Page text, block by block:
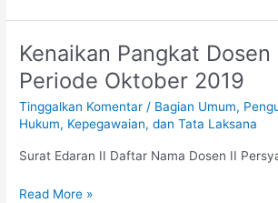
Kenaikan Pangkat Dosen
Periode Oktober 2019
Tinggalkan Komentar / Bagian Umum,
Hukum, Kepegawaian, dan Tata Laksana
Surat Edaran II Daftar Nama Dosen II
Kenaikan
Pangkat
Dosen
PNS
Dpk
Periode
2019
Read More »